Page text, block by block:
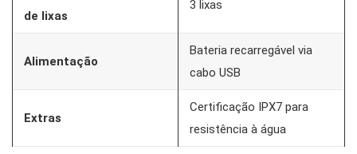
de lixas
3 lixas
Alimentação
Bateria recarregável via
cabo USB
Extras
Certificação IPX7 para
resistência à água